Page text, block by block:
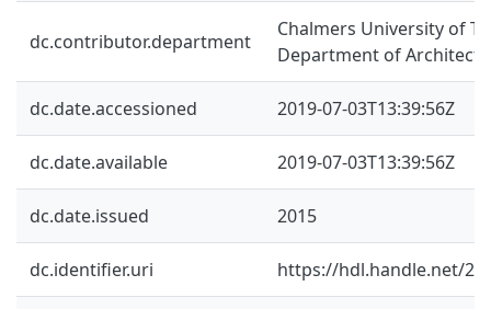
dc.contributor.department
Chalmers University of
Department of
dc.date.accessioned 2019-07-03T13:39:56Z
dc.date.available 2019-07-03T13:39:56Z
dc.date.issued 2015
dc.identifier.uri https://hdl.handle.net/